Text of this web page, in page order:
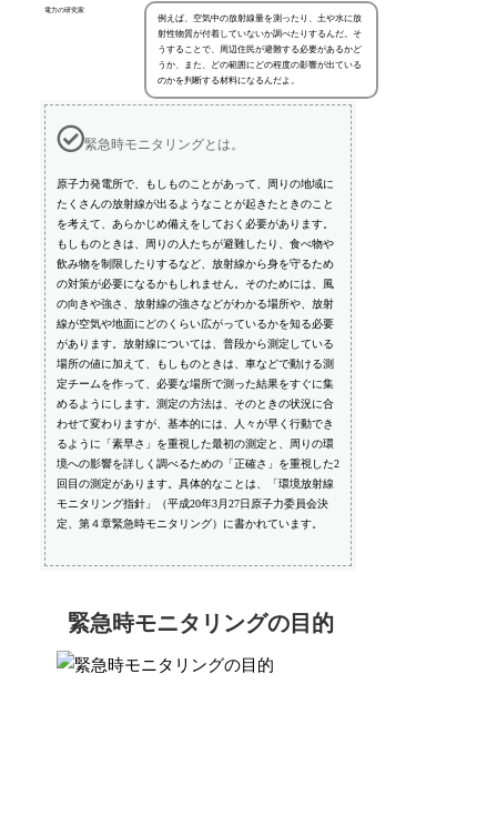
電力の研究家
例えば、空気中の放射線量を測ったり、土や水に放
射性物質が付着していないか調べたりするんだ。そ
うすることで、周辺住民が避難する必要があるかど
うか、また、どの範囲にどの程度の影響が出ている
のかを判断する材料になるんだよ。
緊急時モニタリングとは。
原子力発電所で、もしものことがあって、周りの地域に
たくさんの放射線が出るようなことが起きたときのこと
を考えて、あらかじめ備えをしておく必要があります。
もしものときは、周りの人たちが避難したり、食べ物や
飲み物を制限したりするなど、放射線から身を守るため
の対策が必要になるかもしれません。そのためには、風
の向きや強さ、放射線の強さなどがわかる場所や、放射
線が空気や地面にどのくらい広がっているかを知る必要
があります。放射線については、普段から測定している
場所の値に加えて、もしものときは、車などで動ける測
定チームを作って、必要な場所で測った結果をすぐに集
めるようにします。測定の方法は、そのときの状況に合
わせて変わりますが、基本的には、人々が早く行動でき
るように「素早さ」を重視した最初の測定と、周りの環
境への影響を詳しく調べるための「正確さ」を重視した2
回目の測定があります。具体的なことは、「環境放射線
モニタリング指針」（平成20年3月27日原子力委員会決
定、第４章緊急時モニタリング）に書かれています。
緊急時モニタリングの目的